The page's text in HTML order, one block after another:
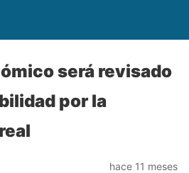
será revisado
por la
hace 11 meses